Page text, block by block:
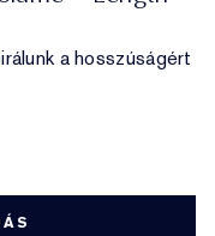
a hosszúságért